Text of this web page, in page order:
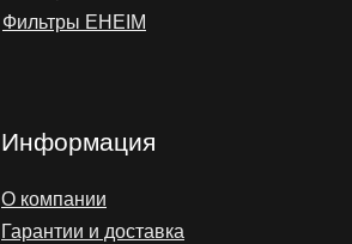
Фильтры EHEIM
Информация
О компании
Гарантии и доставка